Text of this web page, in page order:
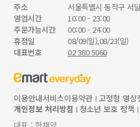
주소
서울특별시 동작구 서
영업시간
10:00 - 23:00
주문가능시간
00:00 - 24:00
휴점일
08/09(일),08/23(일)
대표번호
02 380 5060
이용안내서비스이용약관 고정형 영상
개인정보 처리방침
청소년 보호 정책